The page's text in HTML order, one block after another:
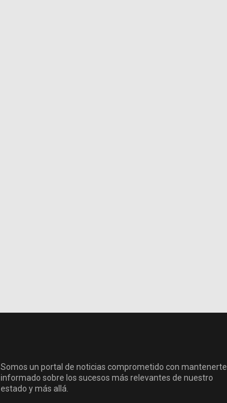
Somos un portal de noticias comprometido con mantenerte
informado sobre los sucesos más relevantes de nuestro
estado y más allá.